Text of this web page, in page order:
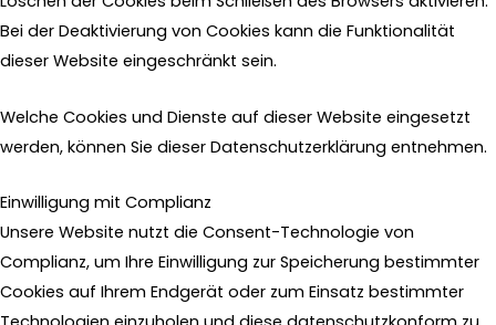
Bei der Deaktivierung von Cookies kann die Funktionalität
dieser Website eingeschränkt sein.
Welche Cookies und Dienste auf dieser Website eingesetzt
werden, können Sie dieser Datenschutzerklärung entnehmen.
Einwilligung mit Complianz
Unsere Website nutzt die Consent-Technologie von
Complianz, um Ihre Einwilligung zur Speicherung bestimmter
Cookies auf Ihrem Endgerät oder zum Einsatz bestimmter